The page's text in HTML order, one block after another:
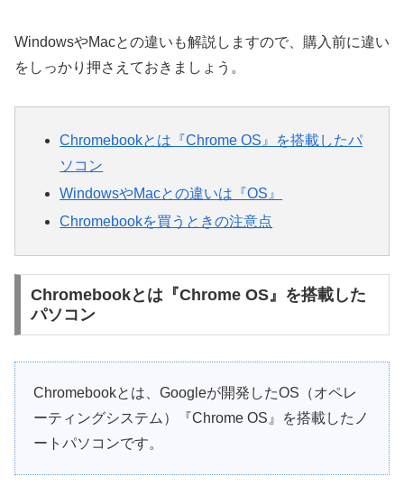
WindowsやMacとの違いも解説しますので、購入前に違い
をしっかり押さえておきましょう。
Chromebookとは『Chrome OS』を搭載したパ
ソコン
WindowsやMacとの違いは『OS』
Chromebookを買うときの注意点
Chromebookとは『Chrome OS』を搭載した
パソコン
Chromebookとは、Googleが開発したOS（オペレ
ーティングシステム）『Chrome OS』を搭載したノ
ートパソコンです。